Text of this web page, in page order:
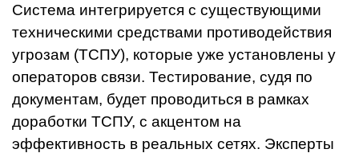
Система интегрируется с существующими
техническими средствами противодействия
угрозам (ТСПУ), которые уже установлены у
операторов связи. Тестирование, судя по
документам, будет проводиться в рамках
доработки ТСПУ, с акцентом на
эффективность в реальных сетях. Эксперты